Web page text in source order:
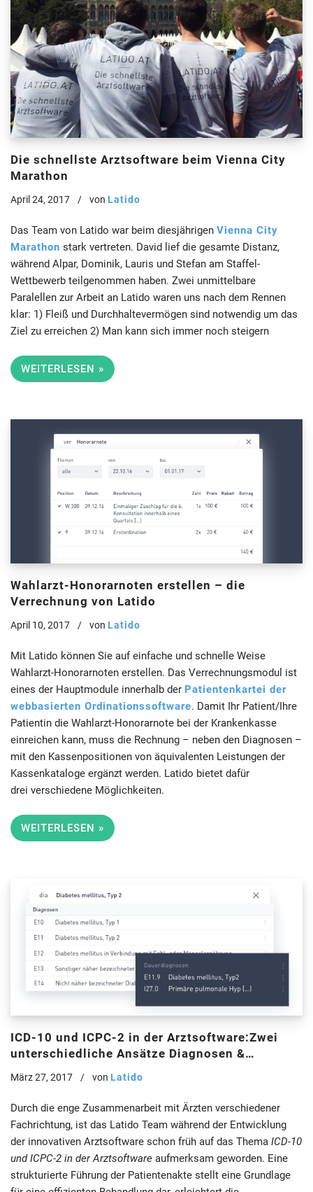
Die schnellste Arztsoftware beim Vienna City
Marathon
April 24, 2017 von Latido
Das Team von Latido war beim diesjährigen Vienna City
Marathon stark vertreten. David lief die gesamte Distanz,
während Alpar, Dominik, Lauris und Stefan am Staffel-
Wettbewerb teilgenommen haben. Zwei unmittelbare
Paralellen zur Arbeit an Latido waren uns nach dem Rennen
klar: 1) Fleiß und Durchhaltevermögen sind notwendig um das
Ziel zu erreichen 2) Man kann sich immer noch steigern
WEITERLESEN »
Wahlarzt-Honorarnoten erstellen – die
Verrechnung von Latido
April 10, 2017 von Latido
Mit Latido können Sie auf einfache und schnelle Weise
Wahlarzt-Honorarnoten erstellen. Das Verrechnungsmodul ist
eines der Hauptmodule innerhalb der Patientenkartei der
webbasierten Ordinationssoftware. Damit Ihr Patient/Ihre
Patientin die Wahlarzt-Honorarnote bei der Krankenkasse
einreichen kann, muss die Rechnung – neben den Diagnosen –
mit den Kassenpositionen von äquivalenten Leistungen der
Kassenkataloge ergänzt werden. Latido bietet dafür
drei verschiedene Möglichkeiten.
WEITERLESEN »
ICD-10 und ICPC-2 in der Arztsoftware:Zwei
unterschiedliche Ansätze Diagnosen &
Behandlungsanlässe in einer Arztsoftware zu
dokumentieren
März 27, 2017 von Latido
Durch die enge Zusammenarbeit mit Ärzten verschiedener
Fachrichtung, ist das Latido Team während der Entwicklung
der innovativen Arztsoftware schon früh auf das Thema ICD-10
und ICPC-2 in der Arztsoftware aufmerksam geworden. Eine
strukturierte Führung der Patientenakte stellt eine Grundlage